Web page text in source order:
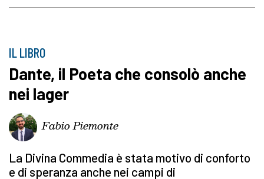
IL LIBRO
Dante, il Poeta che consolò anche
nei lager
Fabio Piemonte
La Divina Commedia è stata motivo di conforto
e di speranza anche nei campi di